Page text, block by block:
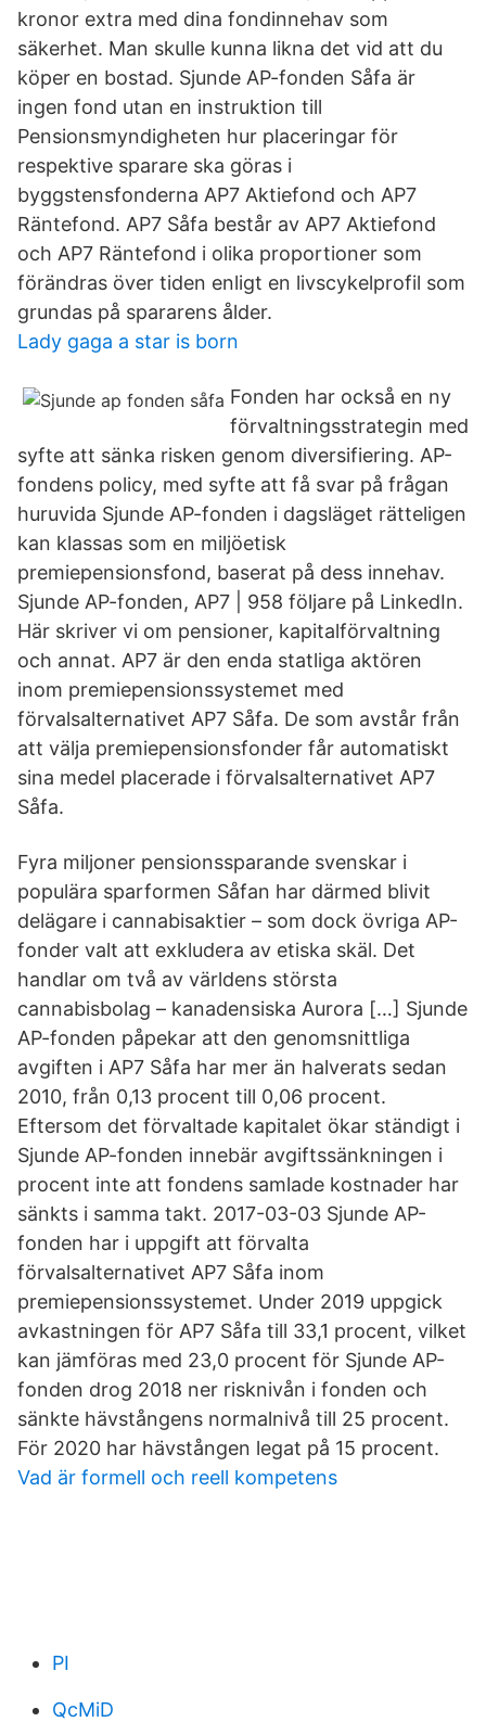
kronor extra med dina fondinnehav som
säkerhet. Man skulle kunna likna det vid att du
köper en bostad. Sjunde AP-fonden Såfa är
ingen fond utan en instruktion till
Pensionsmyndigheten hur placeringar för
respektive sparare ska göras i
byggstensfonderna AP7 Aktiefond och AP7
Räntefond. AP7 Såfa består av AP7 Aktiefond
och AP7 Räntefond i olika proportioner som
förändras över tiden enligt en livscykelprofil som
grundas på spararens ålder.
Lady gaga a star is born
Fonden har också en ny
förvaltningsstrategin med
syfte att sänka risken genom diversifiering. AP-
fondens policy, med syfte att få svar på frågan
huruvida Sjunde AP-fonden i dagsläget rätteligen
kan klassas som en miljöetisk
premiepensionsfond, baserat på dess innehav.
Sjunde AP-fonden, AP7 | 958 följare på LinkedIn.
Här skriver vi om pensioner, kapitalförvaltning
och annat. AP7 är den enda statliga aktören
inom premiepensionssystemet med
förvalsalternativet AP7 Såfa. De som avstår från
att välja premiepensionsfonder får automatiskt
sina medel placerade i förvalsalternativet AP7
Såfa.
Fyra miljoner pensionssparande svenskar i
populära sparformen Såfan har därmed blivit
delägare i cannabisaktier – som dock övriga AP-
fonder valt att exkludera av etiska skäl. Det
handlar om två av världens största
cannabisbolag – kanadensiska Aurora […] Sjunde
AP-fonden påpekar att den genomsnittliga
avgiften i AP7 Såfa har mer än halverats sedan
2010, från 0,13 procent till 0,06 procent.
Eftersom det förvaltade kapitalet ökar ständigt i
Sjunde AP-fonden innebär avgiftssänkningen i
procent inte att fondens samlade kostnader har
sänkts i samma takt. 2017-03-03 Sjunde AP-
fonden har i uppgift att förvalta
förvalsalternativet AP7 Såfa inom
premiepensionssystemet. Under 2019 uppgick
avkastningen för AP7 Såfa till 33,1 procent, vilket
kan jämföras med 23,0 procent för Sjunde AP-
fonden drog 2018 ner risknivån i fonden och
sänkte hävstångens normalnivå till 25 procent.
För 2020 har hävstången legat på 15 procent.
Vad är formell och reell kompetens
PI
QcMiD